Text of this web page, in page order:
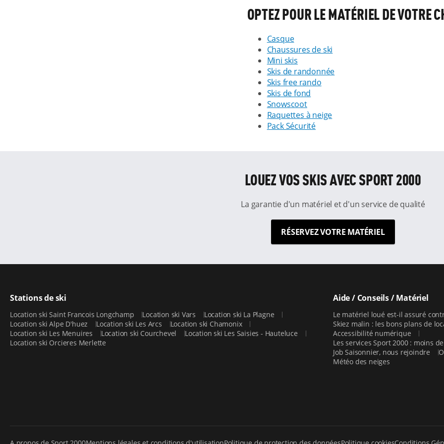
OPTEZ POUR LE MATÉRIEL DE VOTRE
Casque
Chaussures de ski
Mini skis
Skis de randonnée
Skis free rando
Skis de fond
Snowscoot
Raquettes à neige
Pack Sécurité
LOUEZ VOS SKIS AVEC SPORT 2000
La garantie d'un matériel et d'un service de qualité
RÉSERVEZ VOTRE MATÉRIEL
Stations de ski
Location ski Saint Francois Longchamp Location ski Vars
Location ski La Plagne
Location ski Alpe D'huez
Location ski Les Arcs
Location ski Chamonix
Location ski Les Menuires
Location ski Courchevel
Location ski Les Saisies - Hauteluce
Location ski Orcieres Merlette
Aide / Conseils / Matériel
Le matériel loué est-il assuré
Skiez malin : les bons plans de
Accessibilité numérique
Les services Sport 2000 : moins
Job Saisonnier, nous rejoindre
Météo des neiges